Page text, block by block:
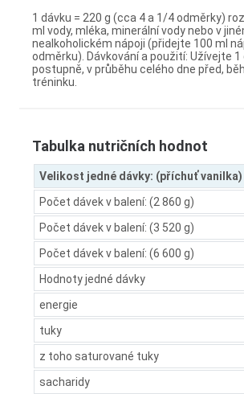
1 dávku = 220 g (cca 4 a 1/4 odměrky)
ml vody, mléka, minerální vody nebo v
nealkoholickém nápoji (přidejte 100 ml
odměrku). Dávkování a použití: Užívejte 1
postupně, v průběhu celého dne před,
tréninku.
Tabulka nutričních hodnot
Velikost jedné dávky: (příchuť vanilka)
Počet dávek v balení: (2 860 g)
Počet dávek v balení: (3 520 g)
Počet dávek v balení: (6 600 g)
Hodnoty jedné dávky
energie
tuky
z toho saturované tuky
sacharidy